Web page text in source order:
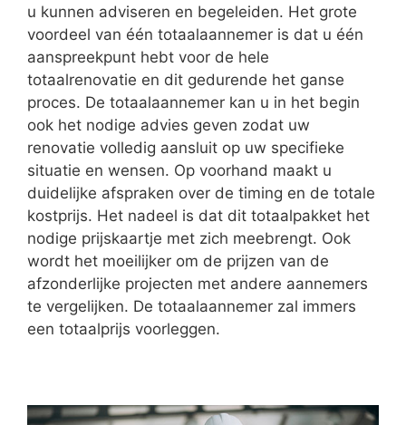
u kunnen adviseren en begeleiden. Het grote
voordeel van één totaalaannemer is dat u één
aanspreekpunt hebt voor de hele
totaalrenovatie en dit gedurende het ganse
proces. De totaalaannemer kan u in het begin
ook het nodige advies geven zodat uw
renovatie volledig aansluit op uw specifieke
situatie en wensen. Op voorhand maakt u
duidelijke afspraken over de timing en de totale
kostprijs. Het nadeel is dat dit totaalpakket het
nodige prijskaartje met zich meebrengt. Ook
wordt het moeilijker om de prijzen van de
afzonderlijke projecten met andere aannemers
te vergelijken. De totaalaannemer zal immers
een totaalprijs voorleggen.